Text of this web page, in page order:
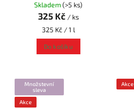
Skladem(>5 ks)
325 Kč / ks
325 Kč / 1 l
Do košíku
Množstevní
sleva
Akce
Akce